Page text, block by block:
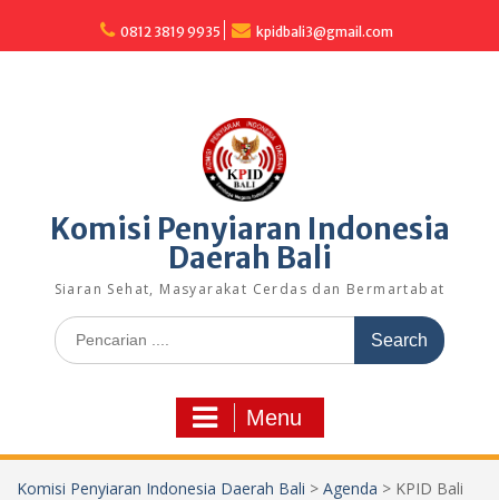
content
0812 3819 9935 kpidbali3@gmail.com
Komisi Penyiaran Indonesia
Daerah Bali
Siaran Sehat, Masyarakat Cerdas dan Bermartabat
Search
for:
Menu
Komisi Penyiaran Indonesia Daerah Bali > Agenda > KPID Bali